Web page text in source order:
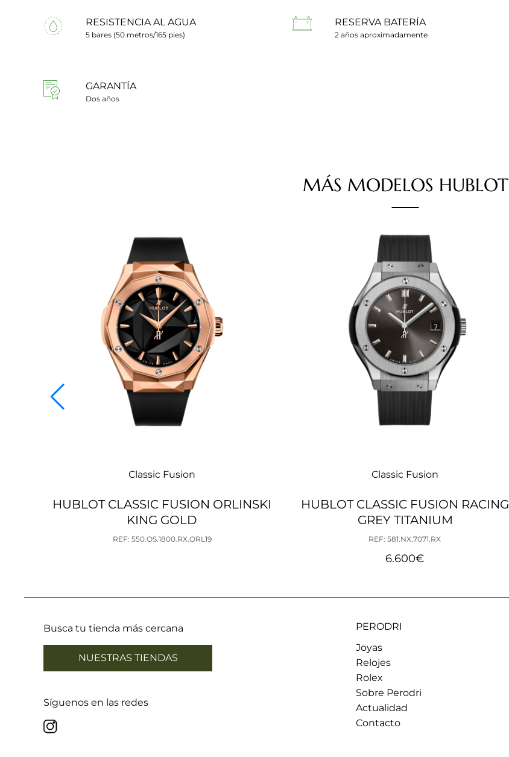
RESISTENCIA AL AGUA
5 bares (50 metros/165 pies)
RESERVA BATERÍA
2 años aproximadamente
GARANTÍA
Dos años
MÁS MODELOS HUBLOT
Classic Fusion
HUBLOT CLASSIC FUSION ORLINSKI
KING GOLD
REF: 550.OS.1800.RX.ORL19
Classic Fusion
HUBLOT CLASSIC FUSION RACING
GREY TITANIUM
REF: 581.NX.7071.RX
6.600€
Busca tu tienda más cercana
NUESTRAS TIENDAS
Síguenos en las redes
PERODRI
Joyas
Relojes
Rolex
Sobre Perodri
Actualidad
Contacto